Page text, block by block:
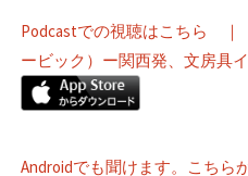
Podcastでの視聴はこちら
ービック）ー関西発、文房具
Androidでも聞けます。こちらか